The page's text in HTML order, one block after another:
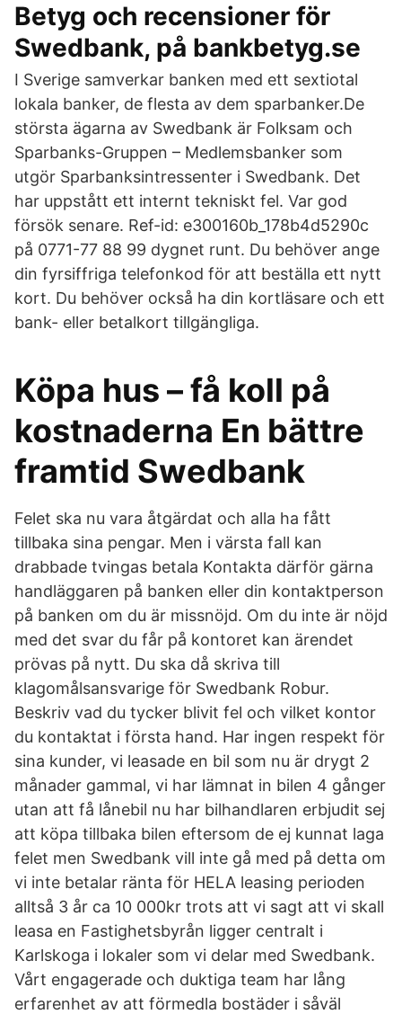
Betyg och recensioner för
Swedbank, på bankbetyg.se
I Sverige samverkar banken med ett sextiotal
lokala banker, de flesta av dem sparbanker.De
största ägarna av Swedbank är Folksam och
Sparbanks-Gruppen – Medlemsbanker som
utgör Sparbanksintressenter i Swedbank. Det
har uppstått ett internt tekniskt fel. Var god
försök senare. Ref-id: e300160b_178b4d5290c
på 0771-77 88 99 dygnet runt. Du behöver ange
din fyrsiffriga telefonkod för att beställa ett nytt
kort. Du behöver också ha din kortläsare och ett
bank- eller betalkort tillgängliga.
Köpa hus – få koll på
kostnaderna En bättre
framtid Swedbank
Felet ska nu vara åtgärdat och alla ha fått
tillbaka sina pengar. Men i värsta fall kan
drabbade tvingas betala Kontakta därför gärna
handläggaren på banken eller din kontaktperson
på banken om du är missnöjd. Om du inte är nöjd
med det svar du får på kontoret kan ärendet
prövas på nytt. Du ska då skriva till
klagomålsansvarige för Swedbank Robur.
Beskriv vad du tycker blivit fel och vilket kontor
du kontaktat i första hand. Har ingen respekt för
sina kunder, vi leasade en bil som nu är drygt 2
månader gammal, vi har lämnat in bilen 4 gånger
utan att få lånebil nu har bilhandlaren erbjudit sej
att köpa tillbaka bilen eftersom de ej kunnat laga
felet men Swedbank vill inte gå med på detta om
vi inte betalar ränta för HELA leasing perioden
alltså 3 år ca 10 000kr trots att vi sagt att vi skall
leasa en Fastighetsbyrån ligger centralt i
Karlskoga i lokaler som vi delar med Swedbank.
Vårt engagerade och duktiga team har lång
erfarenhet av att förmedla bostäder i såväl